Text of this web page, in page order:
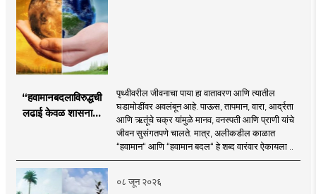
“हवामानबदलाविरुद्धची
लढाई केवळ शासनाची
विशेषतः प्रत्येक युवकाची
जबाबदारी आहे.
पृथ्वीवरील जीवनाचा पाया हा वातावरण आणि त्यातील
घडामोडींवर अवलंबून आहे. पाऊस, तापमान, वारा, आर्द्रता
आणि ऋतूंचे चक्र यांमुळे मानव, वनस्पती आणि प्राणी यांचे
जीवन सुसंगतपणे चालते. मात्र, अलीकडील काळात
“हवामान“ आणि “हवामान बदल“ हे शब्द वारंवार ऐकायला ..
०८ जून २०२६